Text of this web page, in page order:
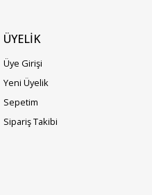
ÜYELIK
Üye Girişi
Yeni Üyelik
Sepetim
Sipariş Takibi